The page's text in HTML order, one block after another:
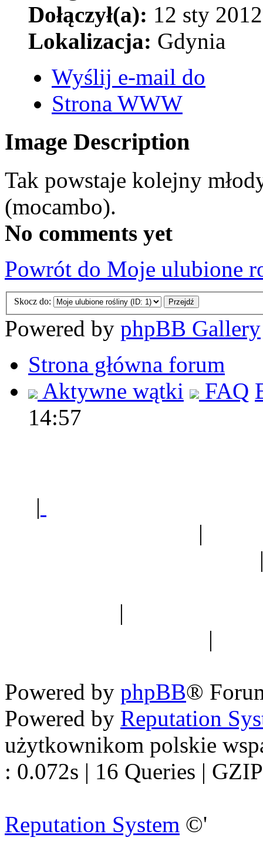
Dołączył(a): 12 sty
Lokalizacja: Gdynia
Wyślij e-mail do
Strona WWW
Image Description
Tak powstaje kolejny
(mocambo).
No comments yet
Powrót do Moje ulubione
Skocz do:
Powered by phpBB Gallery
Strona główna forum
Aktywne wątki
FAQ
14:57
|
|
|
|
Powered by phpBB®
Powered by Reputation
użytkownikom polskie
: 0.072s | 16 Queries |
Reputation System ©'